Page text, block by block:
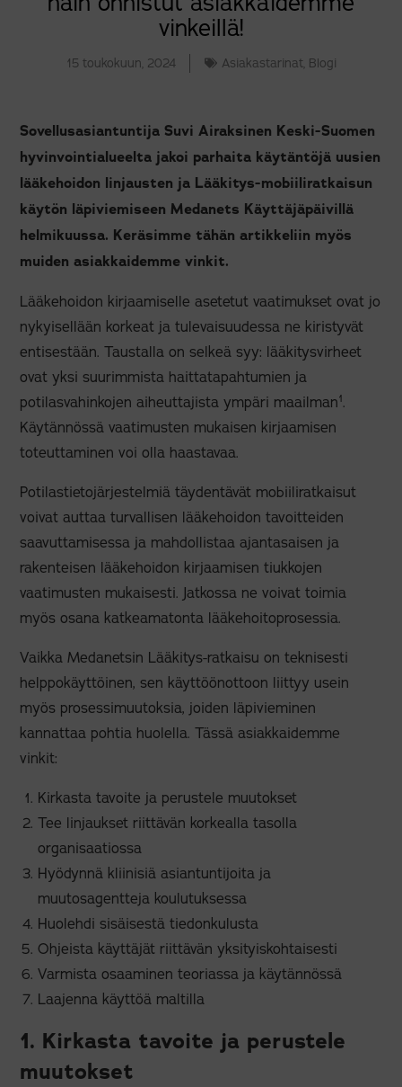
vinkeillä!
15 toukokuun, 2024 Asiakastarinat Blogi
Sovellusasiantuntija Suvi Airaksinen Keski-Suomen
hyvinvointialueelta jakoi parhaita käytäntöjä uusien
lääkehoidon linjausten ja Lääkitys-mobiiliratkaisun
käytön läpiviemiseen Medanets Käyttäjäpäivillä
helmikuussa. Keräsimme tähän artikkeliin myös
muiden asiakkaidemme vinkit.
Lääkehoidon kirjaamiselle asetetut vaatimukset ovat jo
nykyisellään korkeat ja tulevaisuudessa ne kiristyvät
entisestään. Taustalla on selkeä syy: lääkitysvirheet
ovat yksi suurimmista haittatapahtumien ja
potilasvahinkojen aiheuttajista ympäri maailman1.
Käytännössä vaatimusten mukaisen kirjaamisen
toteuttaminen voi olla haastavaa.
Potilastietojärjestelmiä täydentävät mobiiliratkaisut
voivat auttaa turvallisen lääkehoidon tavoitteiden
saavuttamisessa ja mahdollistaa ajantasaisen ja
rakenteisen lääkehoidon kirjaamisen tiukkojen
vaatimusten mukaisesti. Jatkossa ne voivat toimia
myös osana katkeamatonta lääkehoitoprosessia.
Vaikka Medanetsin Lääkitys-ratkaisu on teknisesti
helppokäyttöinen, sen käyttöönottoon liittyy usein
myös prosessimuutoksia, joiden läpivieminen
kannattaa pohtia huolella. Tässä asiakkaidemme
vinkit:
Kirkasta tavoite ja perustele muutokset
Tee linjaukset riittävän korkealla tasolla
organisaatiossa
Hyödynnä kliinisiä asiantuntijoita ja
muutosagentteja koulutuksessa
Huolehdi sisäisestä tiedonkulusta
Ohjeista käyttäjät riittävän yksityiskohtaisesti
Varmista osaaminen teoriassa ja käytännössä
Laajenna käyttöä maltilla
1. Kirkasta tavoite ja perustele
muutokset